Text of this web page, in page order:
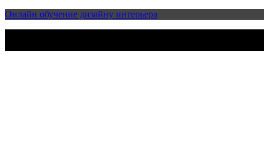
Онлайн обучение дизайну интерьера